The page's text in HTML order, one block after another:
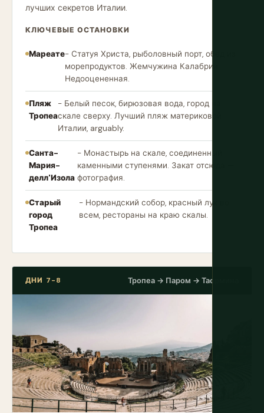
лучших секретов Италии.
КЛЮЧЕВЫЕ ОСТАНОВКИ
Мареате- Статуя Христа, рыболовный порт, обед из
морепродуктов. Жемчужина Калабрии.
Недооцененная.
Пляж
Тропеа
- Белый песок, бирюзовая вода, город на
скале сверху. Лучший пляж материковой
Италии, arguably.
Санта-
Мария-
делл'Изола
- Монастырь на скале, соединенный
каменными ступенями. Закат отсюда —
фотография.
Старый
город
Тропеа
- Нормандский собор, красный лук во
всем, рестораны на краю скалы.
ДНИ 7-8 Тропеа → Паром → Таормина